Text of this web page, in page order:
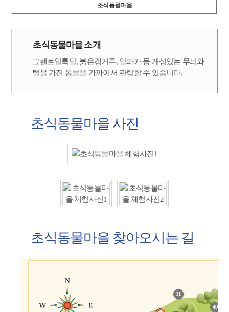
초식동물마을
초식동물마을 소개
그랜트얼룩말, 붉은캥거루, 알파카 등 개성있는 무늬와
털을 가진 동물을 가까이서 관람할 수 있습니다.
초식동물마을 사진
초식동물마을 찾아오시는 길
11
49